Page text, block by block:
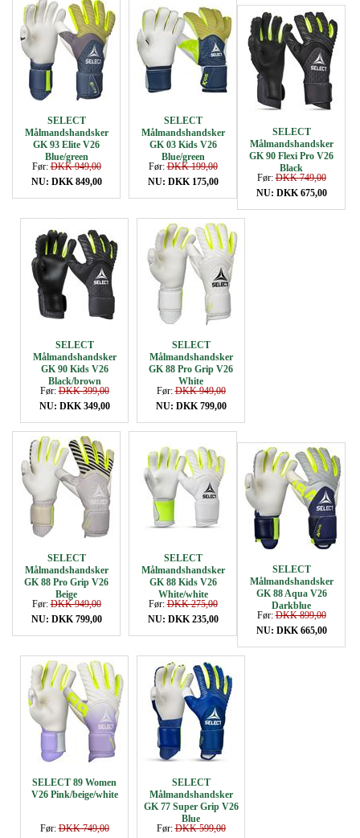
SELECT
Målmandshandsker
GK 93 Elite V26
Blue/green
Før:DKK 949,00
NU: DKK 849,00
SELECT
Målmandshandsker
GK 03 Kids V26
Blue/green
Før:DKK 199,00
NU: DKK 175,00
SELECT
Målmandshandsker
GK 90 Flexi Pro V26
Black
Før:DKK 749,00
NU: DKK 675,00
SELECT
Målmandshandsker
GK 90 Kids V26
Black/brown
Før:DKK 399,00
NU: DKK 349,00
SELECT
Målmandshandsker
GK 88 Pro Grip V26
White
Før:DKK 949,00
NU: DKK 799,00
SELECT
Målmandshandsker
GK 88 Pro Grip V26
Beige
Før:DKK 949,00
NU: DKK 799,00
SELECT
Målmandshandsker
GK 88 Kids V26
White/white
Før:DKK 275,00
NU: DKK 235,00
SELECT
Målmandshandsker
GK 88 Aqua V26
Darkblue
Før:DKK 899,00
NU: DKK 665,00
SELECT 89 Women
V26 Pink/beige/white
Før:DKK 749,00
SELECT
Målmandshandsker
GK 77 Super Grip V26
Blue
Før:DKK 599,00